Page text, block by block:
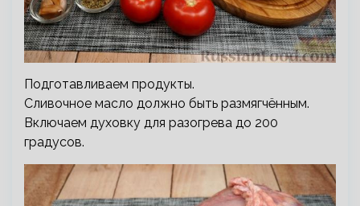
Подготавливаем продукты.
Сливочное масло должно быть размягчённым.
Включаем духовку для разогрева до 200
градусов.